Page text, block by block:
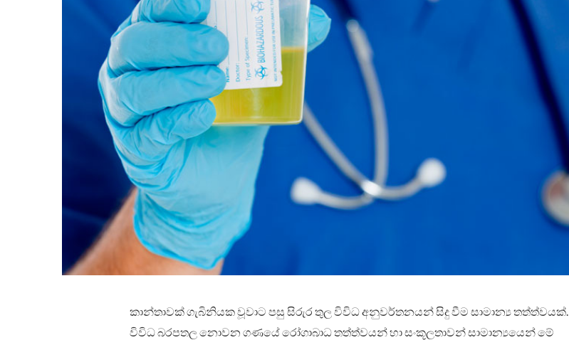
කාන්තාවක් ගැබිනියක වූවාට පසු සිරුර තුල විවිධ අනුවර්තනයන් සිදු වීම සාමාන්‍ය තත්ත්වයක්.
විවිධ බරපතල නොවන ගණයේ රෝගාබාධ තත්ත්වයන් හා සංකූලතාවන් සාමාන්‍යයෙන් මේ